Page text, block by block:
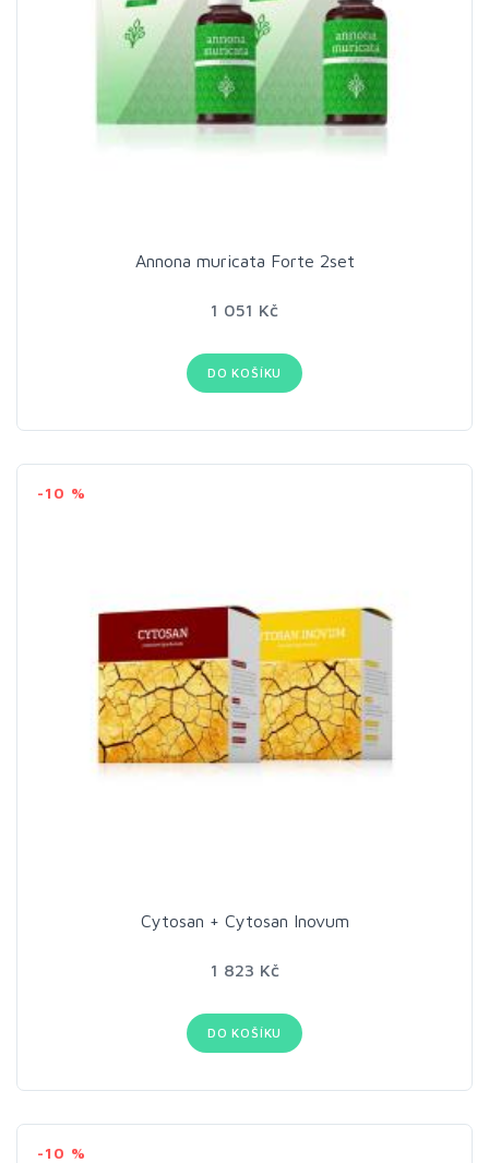
Annona muricata Forte 2set
1 051 Kč
DO KOŠÍKU
-10 %
Cytosan + Cytosan Inovum
1 823 Kč
DO KOŠÍKU
-10 %